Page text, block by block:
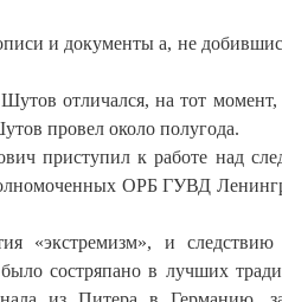
и документы а, не
отличался, на тот момент,
провел около полугода.
приступил к работе над
ОРБ ГУВД
«экстремизм», и следствию
состряпано в лучших